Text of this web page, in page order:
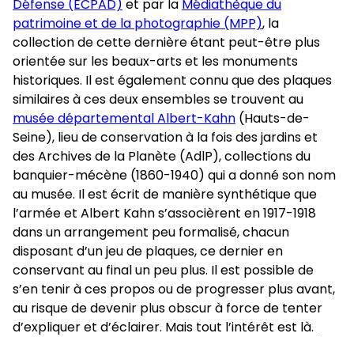
Défense (ECPAD) et par la Médiathèque du
patrimoine et de la photographie (MPP), la
collection de cette dernière étant peut-être plus
orientée sur les beaux-arts et les monuments
historiques. Il est également connu que des plaques
similaires à ces deux ensembles se trouvent au
musée départemental Albert-Kahn (Hauts-de-
Seine), lieu de conservation à la fois des jardins et
des Archives de la Planète (AdlP), collections du
banquier-mécène (1860-1940) qui a donné son nom
au musée. Il est écrit de manière synthétique que
l’armée et Albert Kahn s’associèrent en 1917-1918
dans un arrangement peu formalisé, chacun
disposant d’un jeu de plaques, ce dernier en
conservant au final un peu plus. Il est possible de
s’en tenir à ces propos ou de progresser plus avant,
au risque de devenir plus obscur à force de tenter
d’expliquer et d’éclairer. Mais tout l’intérêt est là.